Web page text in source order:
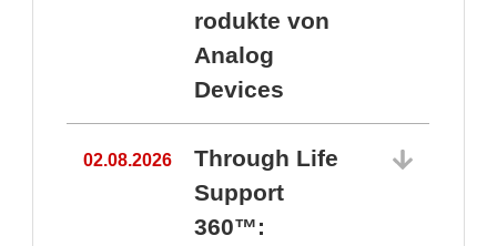
rodukte von
Analog
Devices
02.08.2026
Through Life
Support
360™: